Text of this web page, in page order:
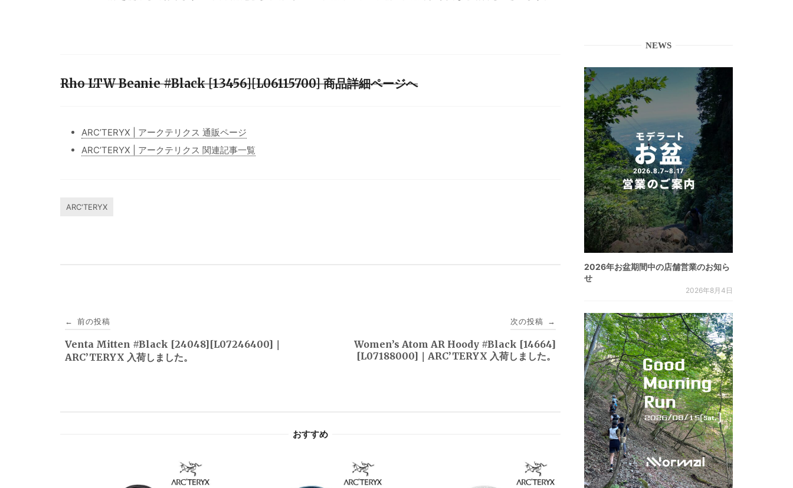
Rho LTW Beanie #Black [13456][L06115700] 商品詳細ページへ
ARC’TERYX | アークテリクス 通販ページ
ARC’TERYX | アークテリクス 関連記事一覧
ARC'TERYX
稿
ナ
← 前の投稿
Venta Mitten #Black [24048][L07246400]｜
ARC’TERYX 入荷しました。
次の投稿 →
Women’s Atom AR Hoody #Black [14664]
[L07188000]｜ARC’TERYX 入荷しました。
おすすめ
NEWS
2026年お盆期間中の店舗営業のお知ら
せ
2026年8月4日